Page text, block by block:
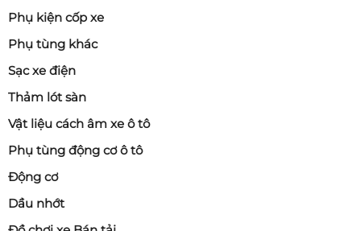
Phụ kiện cốp xe
Phụ tùng khác
Sạc xe điện
Thảm lót sàn
Vật liệu cách âm xe ô tô
Phụ tùng động cơ ô tô
Động cơ
Dầu nhớt